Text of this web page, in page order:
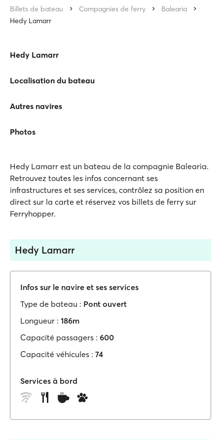
Billets de bateau Compagnies de ferry
Balearia
Hedy Lamarr
Hedy Lamarr
Localisation du bateau
Autres navires
Photos
Hedy Lamarr est un bateau de la compagnie Balearia.
Retrouvez toutes les infos concernant ses
infrastructures et ses services, contrôlez sa position en
direct sur la carte et réservez vos billets de ferry sur
Ferryhopper.
Hedy Lamarr
Infos sur le navire et ses services
Type de bateau : Pont ouvert
Longueur : 186m
Capacité passagers : 600
Capacité véhicules : 74
Services à bord